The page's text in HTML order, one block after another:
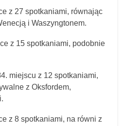
z 27 spotkaniami, równając
i Waszyngtonem.
z 15 spotkaniami, podobnie
miejscu z 12 spotkaniami,
z Oksfordem,
z 8 spotkaniami, na równi z